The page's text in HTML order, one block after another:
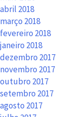
abril 2018
março 2018
fevereiro 2018
janeiro 2018
dezembro 2017
novembro 2017
outubro 2017
setembro 2017
agosto 2017